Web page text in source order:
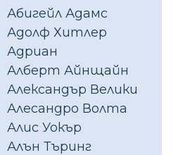
Абигейл Адамс
Адолф Хитлер
Адриан
Алберт Айнщайн
Александър Велики
Алесандро Волта
Алис Уокър
Алън Търинг